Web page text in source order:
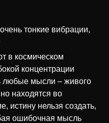
тонкие вибрации,
в космическом
концентрации
любые мысли – живого
находятся во
истину нельзя создать,
ошибочная мысль